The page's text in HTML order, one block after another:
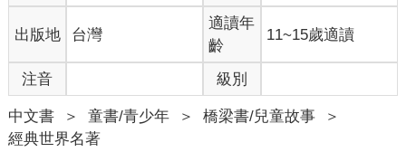
出版地 台灣
適讀年
齡
11~15歲適讀
注音 級別
中文書 ＞ 童書/青少年 ＞ 橋梁書/兒童故事
＞
經典世界名著